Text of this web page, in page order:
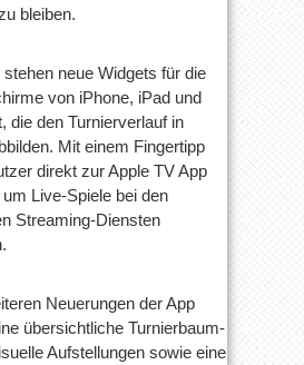
bleiben.
neue Widgets für die
von iPhone, iPad und
die den Turnierverlauf in
Mit einem Fingertipp
direkt zur Apple TV App
Live-Spiele bei den
Streaming-Diensten
Neuerungen der App
übersichtliche Turnierbaum-
Aufstellungen sowie eine